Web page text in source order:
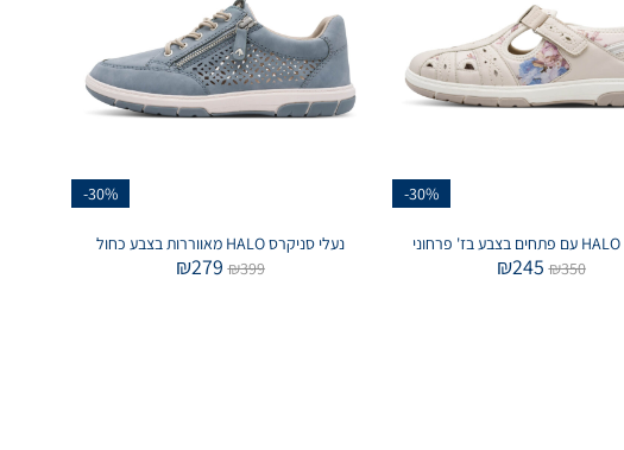
-30%
₪350
₪245
-30%
נעלי סניקרס HALO מאווררות בצבע כחול
₪399
₪279